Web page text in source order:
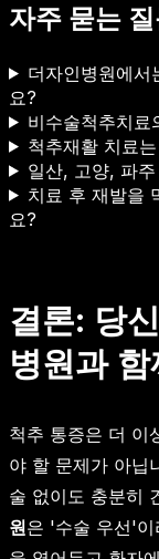
자주 묻는
더자인병원에
요?
비수술척추치료
척추재활 치료
일산, 고양, 파
치료 후 재발을
요?
결론: 당
병원과
척추 통증은 더 이
야 할 문제가 아닙
술 없이도 충분히
원은 '수술 우선'이